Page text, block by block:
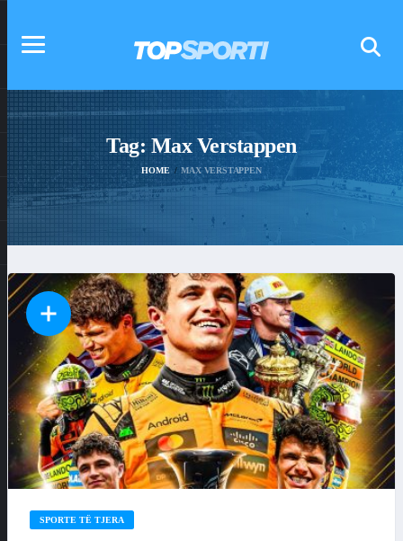
Tag:Max Verstappen
HOME MAX VERSTAPPEN
SPORTE TË TJERA